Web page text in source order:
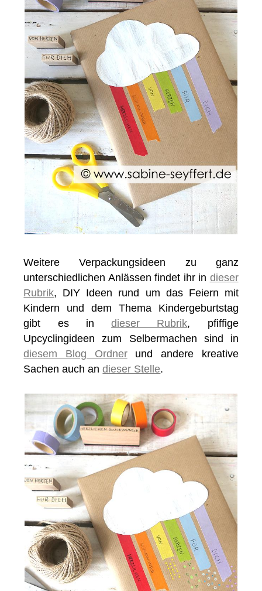
Weitere Verpackungsideen zu ganz
unterschiedlichen Anlässen findet ihr in dieser
Rubrik, DIY Ideen rund um das Feiern mit
Kindern und dem Thema Kindergeburtstag
gibt es indieser Rubrik, pfiffige
Upcyclingideen zum Selbermachen sind in
diesem Blog Ordnerund andere kreative
Sachen auch andieser Stelle.